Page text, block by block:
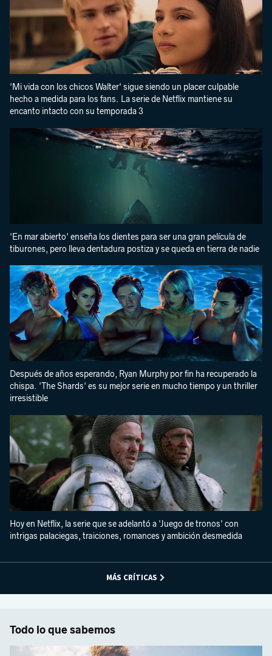
'Mi vida con los chicos Walter' sigue siendo un placer culpable
hecho a medida para los fans. La serie de Netflix mantiene su
encanto intacto con su temporada 3
'En mar abierto' enseña los dientes para ser una gran película de
tiburones, pero lleva dentadura postiza y se queda en tierra de nadie
Después de años esperando, Ryan Murphy por fin ha recuperado la
chispa. 'The Shards' es su mejor serie en mucho tiempo y un thriller
irresistible
Hoy en Netflix, la serie que se adelantó a 'Juego de tronos' con
intrigas palaciegas, traiciones, romances y ambición desmedida
MÁS CRÍTICAS
Todo lo que sabemos